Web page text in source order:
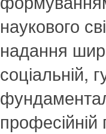
наукового
надання
соціальній,
професійній